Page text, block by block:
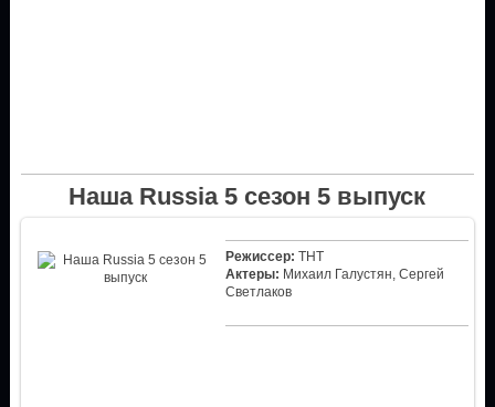
Наша Russia 5 сезон 5 выпуск
Режиссер: ТНТ
Актеры: Михаил Галустян, Сергей
Светлаков